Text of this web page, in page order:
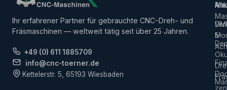
Ihr erfahrener Partner für gebrauchte CNC-Dreh- und
Fräsmaschinen — weltweit tätig seit über 25 Jahren.
+49 (0) 611 1885709
info@cnc-toerner.de
Kettelerstr. 5, 65193 Wiesbaden
Alle
5-